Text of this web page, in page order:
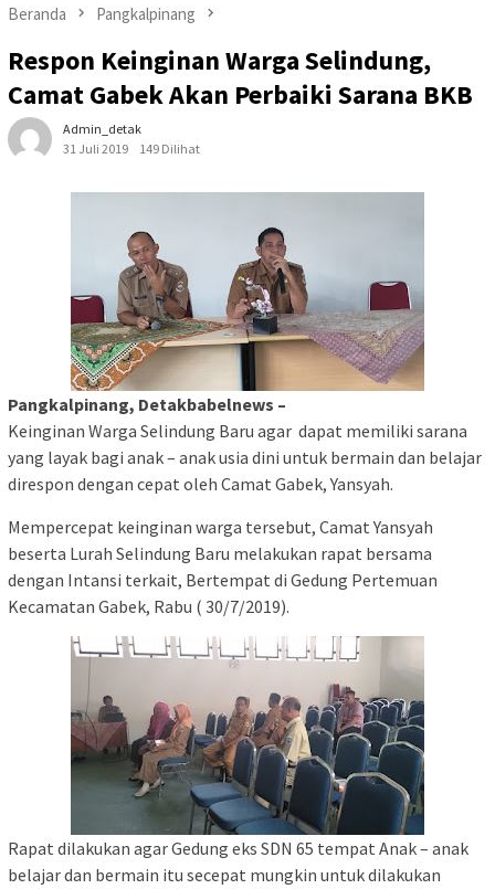
Beranda Pangkalpinang
Respon Keinginan Warga Selindung,
Camat Gabek Akan Perbaiki Sarana BKB
Admin_detak
31 Juli 2019
149 Dilihat
Pangkalpinang, Detakbabelnews –
Keinginan Warga Selindung Baru agar dapat memiliki sarana
yang layak bagi anak – anak usia dini untuk bermain dan belajar
direspon dengan cepat oleh Camat Gabek, Yansyah.
Mempercepat keinginan warga tersebut, Camat Yansyah
beserta Lurah Selindung Baru melakukan rapat bersama
dengan Intansi terkait, Bertempat di Gedung Pertemuan
Kecamatan Gabek, Rabu ( 30/7/2019).
Rapat dilakukan agar Gedung eks SDN 65 tempat Anak – anak
belajar dan bermain itu secepat mungkin untuk dilakukan